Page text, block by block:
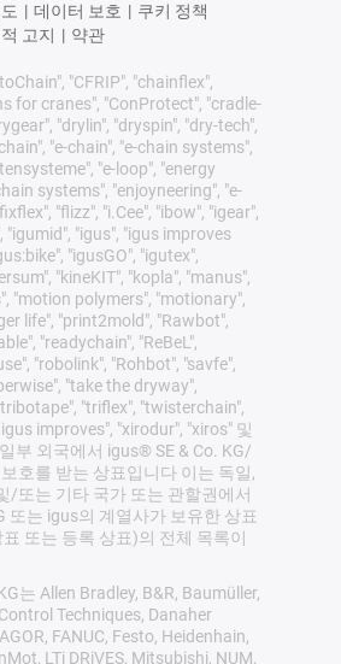
| 데이터 보호 | 쿠키 정책
고지 | 약관
"CFRIP", "chainflex",
for cranes", "ConProtect", "cradle-
"drylin", "dryspin", "dry-tech",
"e-chain", "e-chain systems",
"e-loop", "energy
systems", "enjoyneering", "e-
"flizz", "i.Cee", "ibow", "igear",
"igumid", "igus", "igus improves
"igusGO", "igutex",
"kineKIT", "kopla", "manus",
"motion polymers", "motionary",
life", "print2mold", "Rawbot",
"readychain", "ReBeL",
"robolink", "Rohbot", "savfe",
"take the dryway",
"triflex", "twisterchain",
improves", "xirodur", "xiros" 및
부 외국에서 igus® SE & Co. KG/
호를 받는 상표입니다 이는 독일,
/또는 기타 국가 또는 관할권에서
또는 igus의 계열사가 보유한 상표
또는 등록 상표)의 전체 목록이
는 Allen Bradley, B&R, Baumüller,
Techniques, Danaher
FANUC, Festo, Heidenhain,
LTi DRiVES, Mitsubishi, NUM,